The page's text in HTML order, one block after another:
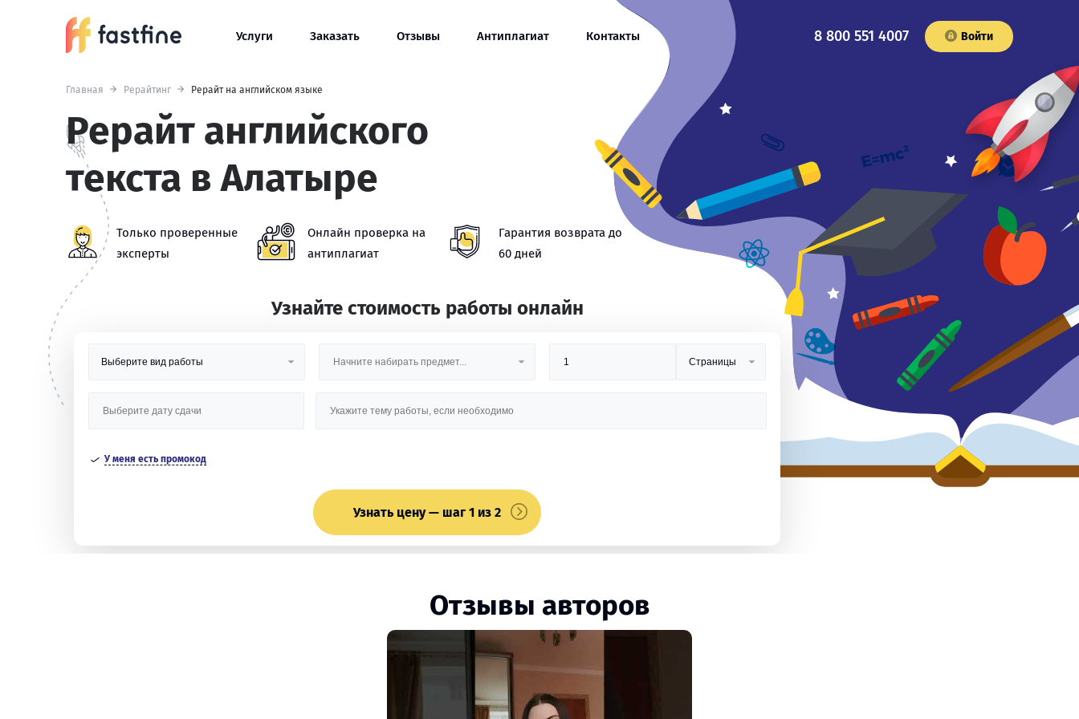
Услуги Заказать Отзывы Антиплагиат Контакты 8 800 551 4007 Войти
Главная Рерайтинг Рерайт на английском языке
Рерайт английского
текста в Алатыре
Только проверенные
эксперты
Онлайн проверка на
антиплагиат
Гарантия возврата до
60 дней
Узнайте стоимость работы онлайн
У меня есть промокод
Узнать цену — шаг 1 из 2
Отзывы авторов